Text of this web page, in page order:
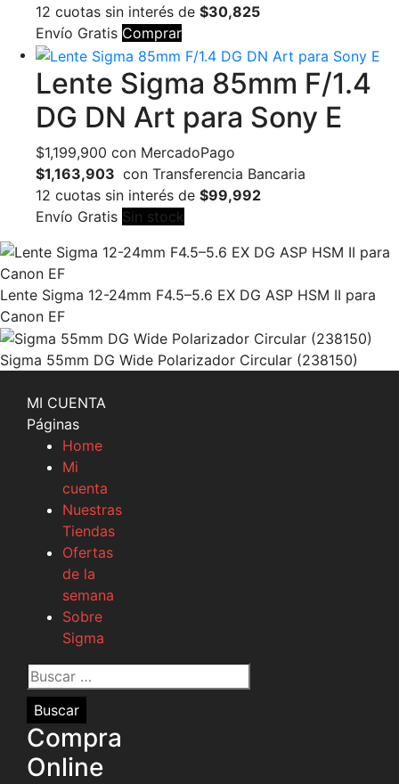
12 cuotas sin interés de $30,825
Envío Gratis Comprar
Lente Sigma 85mm F/1.4
DG DN Art para Sony E
$1,199,900 con MercadoPago
$1,163,903 con Transferencia Bancaria
12 cuotas sin interés de $99,992
Envío Gratis Sin stock
Lente Sigma 12-24mm F4.5–5.6 EX DG ASP HSM II para
Canon EF
Sigma 55mm DG Wide Polarizador Circular (238150)
MI CUENTA
Páginas
Home
Mi
cuenta
Nuestras
Tiendas
Ofertas
de la
semana
Sobre
Sigma
Buscar
por:
Compra
Online